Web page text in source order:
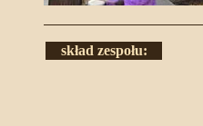
skład zespołu: